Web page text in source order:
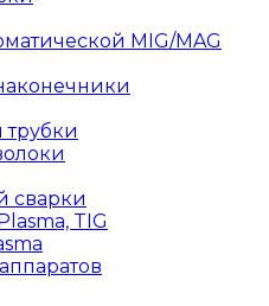
MIG/MAG
сварки
TIG